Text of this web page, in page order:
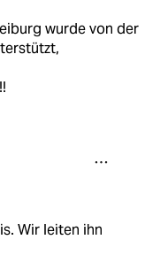
wurde von der
Wir leiten ihn